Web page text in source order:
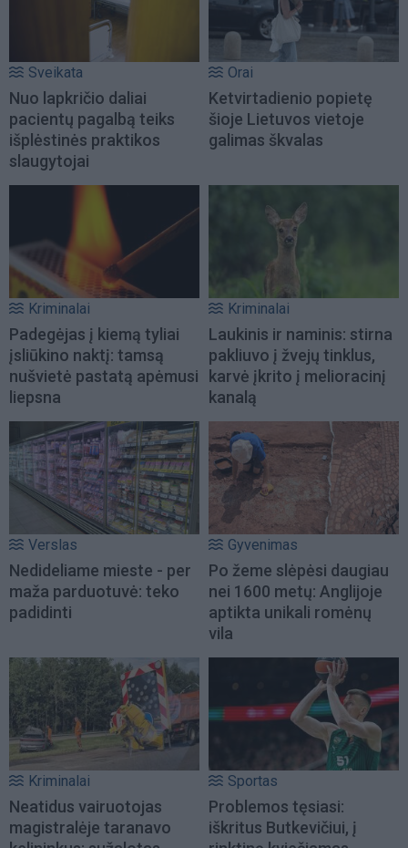
Sveikata
Nuo lapkričio daliai
pacientų pagalbą teiks
išplėstinės praktikos
slaugytojai
Orai
Ketvirtadienio popietę
šioje Lietuvos vietoje
galimas škvalas
Kriminalai
Padegėjas į kiemą tyliai
įsliūkino naktį: tamsą
nušvietė pastatą apėmusi
liepsna
Kriminalai
Laukinis ir naminis: stirna
pakliuvo į žvejų tinklus,
karvė įkrito į melioracinį
kanalą
Verslas
Nedideliame mieste - per
maža parduotuvė: teko
padidinti
Gyvenimas
Po žeme slėpėsi daugiau
nei 1600 metų: Anglijoje
aptikta unikali romėnų
vila
Kriminalai
Neatidus vairuotojas
magistralėje taranavo
Sportas
Problemos tęsiasi:
iškritus Butkevičiui, į